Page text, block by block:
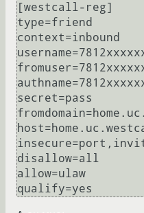
[westcall-reg]
type=friend
context=inbound
secret=pass
disallow=all
allow=ulaw